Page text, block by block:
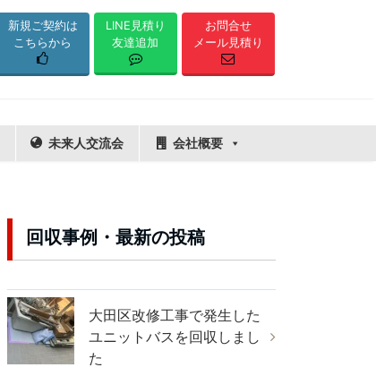
新規ご契約は
こちらから
LINE見積り
友達追加
お問合せ
メール見積り
未来人交流会 会社概要
回収事例・最新の投稿
大田区改修工事で発生した
ユニットバスを回収しまし
た